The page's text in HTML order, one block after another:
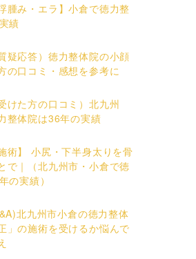
腫み・エラ】小倉で徳力整
績
疑応答）徳力整体院の小顔
の口コミ・感想を参考に
けた方の口コミ）北九州
整体院は36年の実績
術】 小尻・下半身太りを骨
で｜（北九州市・小倉で徳
の実績）
北九州市小倉の徳力整体
」の施術を受けるか悩んで